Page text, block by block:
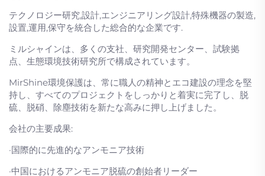
テクノロジー研究,設計,エンジニアリング設計,特殊機器の製造,
設置,運用,保守を統合した総合的な企業です.
ミルシャインは、多くの支社、研究開発センター、試験拠
点、生態環境技術研究所で構成されています。
MirShine環境保護は、常に職人の精神とエコ建設の理念を堅
持し、すべてのプロジェクトをしっかりと着実に完了し、脱
硫、脱硝、除塵技術を新たな高みに押し上げました。
会社の主要成果:
·国際的に先進的なアンモニア技術
·中国におけるアンモニア脱硫の創始者リーダー